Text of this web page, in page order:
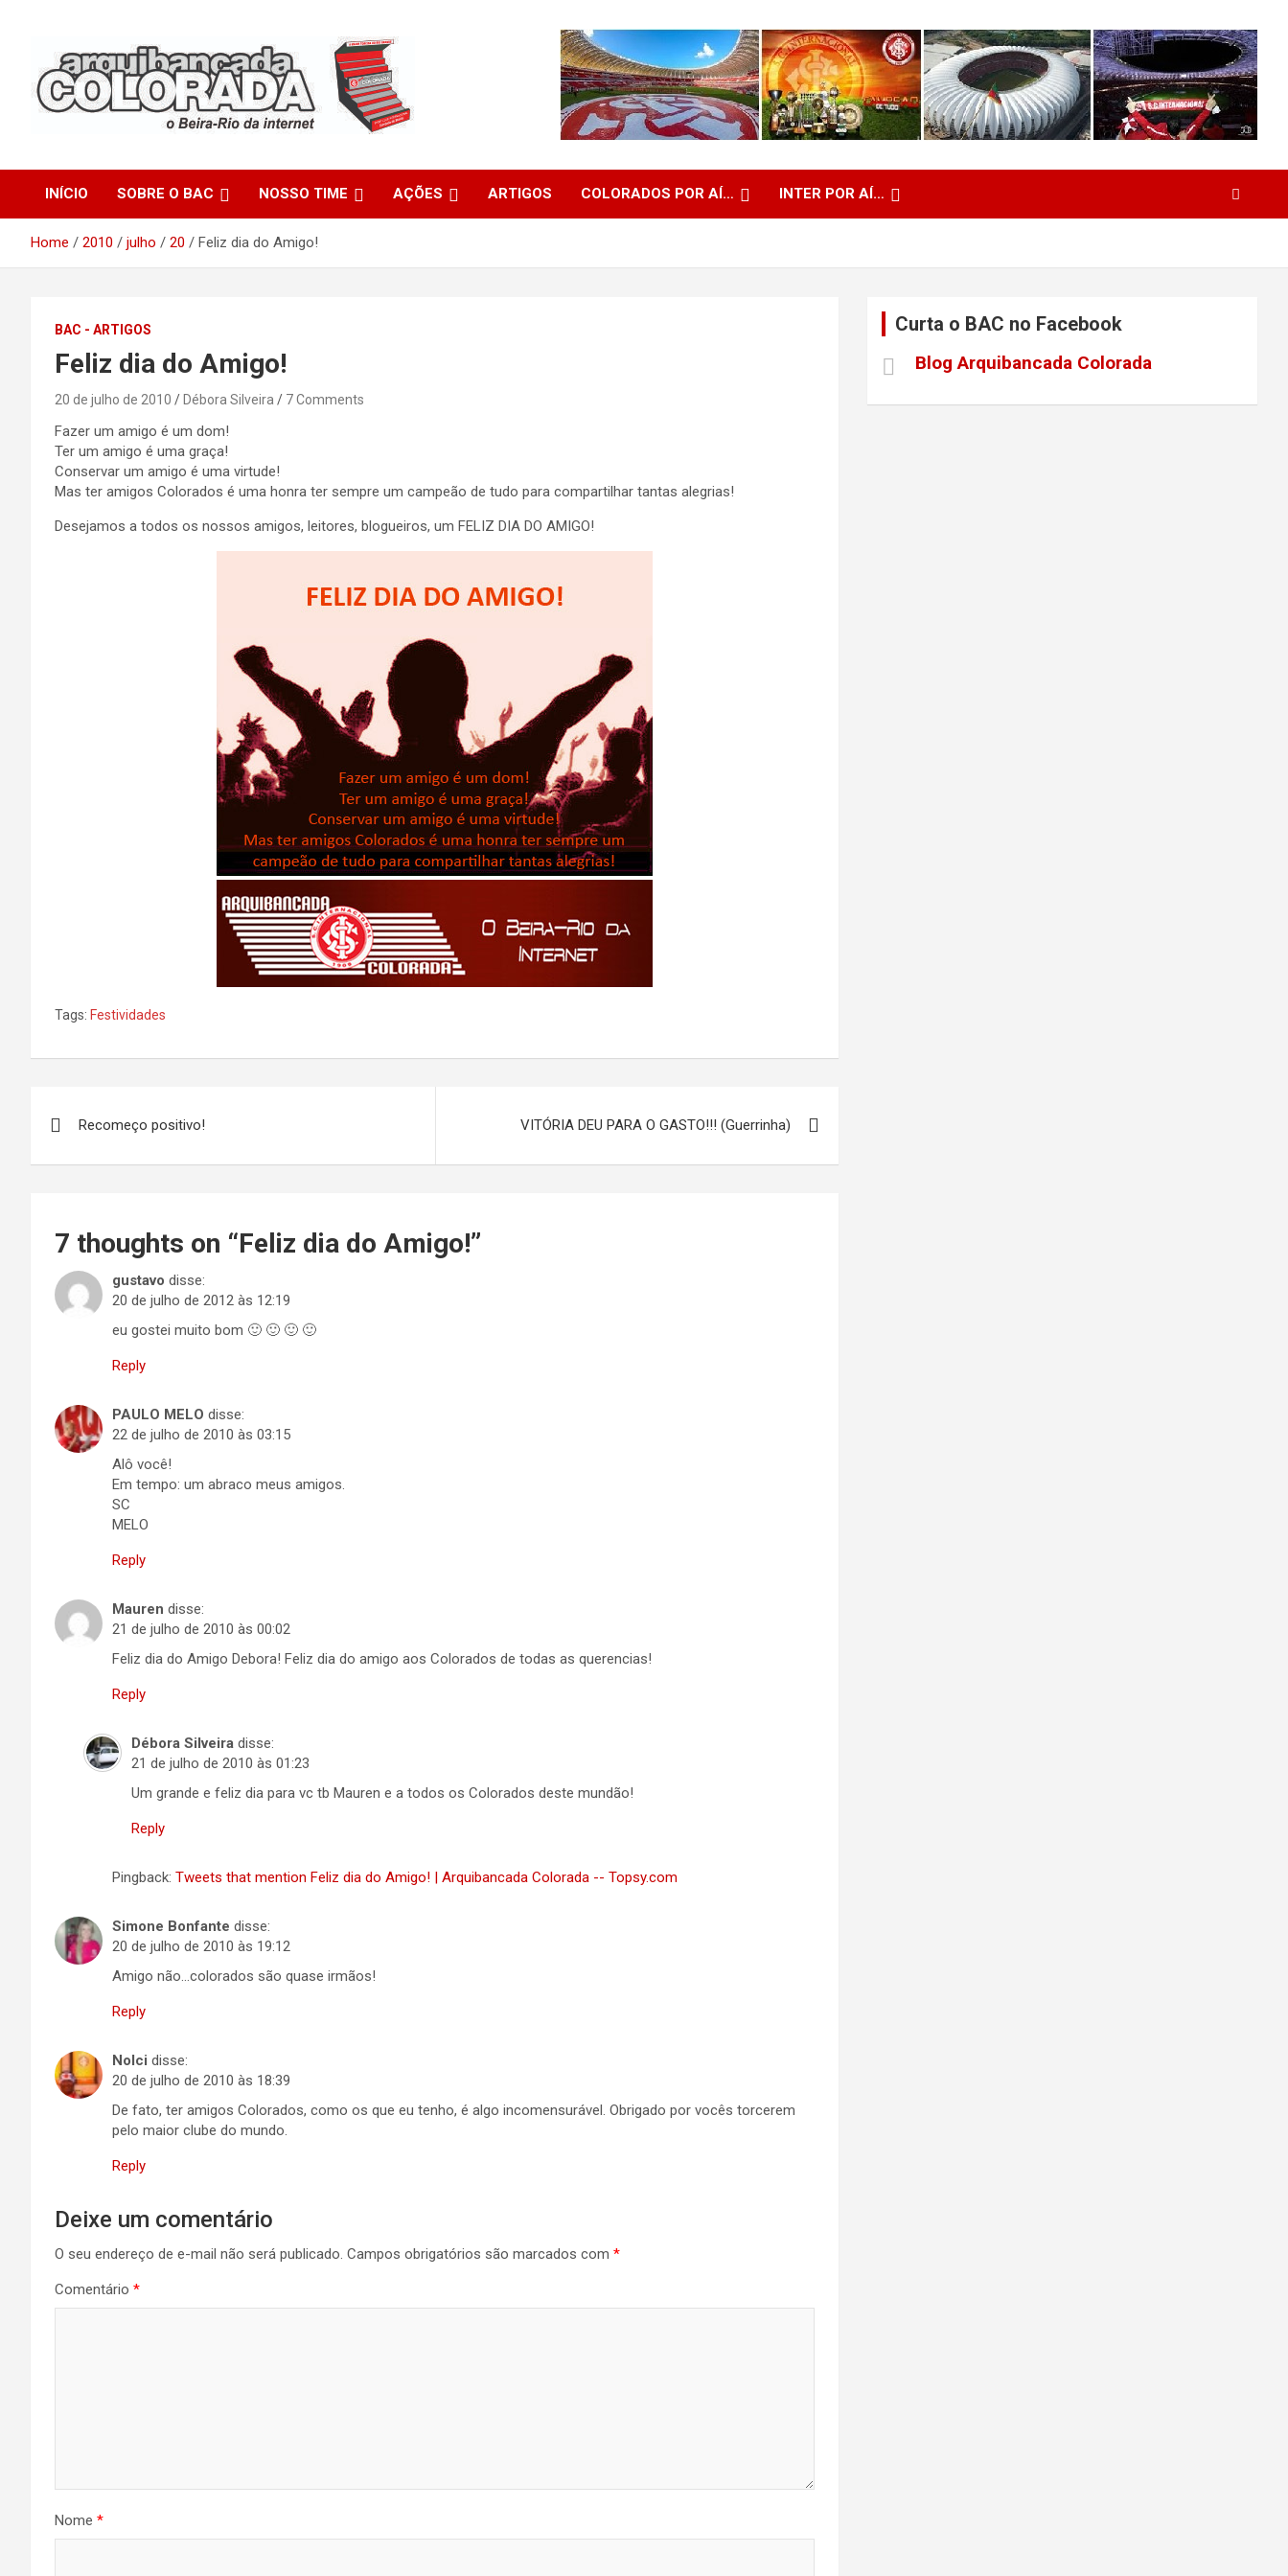
Arquibancada Colorada
INÍCIO SOBRE O BAC NOSSO TIME AÇÕES ARTIGOS COLORADOS POR AÍ… INTER POR AÍ…
Home 2010 julho 20 Feliz dia do Amigo!
BAC - ARTIGOS
Feliz dia do Amigo!
20 de julho de 2010 Débora Silveira 7 Comments
Fazer um amigo é um dom!
Ter um amigo é uma graça!
Conservar um amigo é uma virtude!
Mas ter amigos Colorados é uma honra ter sempre um campeão de tudo para compartilhar tantas alegrias!
Desejamos a todos os nossos amigos, leitores, blogueiros, um FELIZ DIA DO AMIGO!
Tags: Festividades
de
Recomeço positivo! VITÓRIA DEU PARA O GASTO!!! (Guerrinha)
7 thoughts on “Feliz dia do Amigo!”
gustavo disse:
20 de julho de 2012 às 12:19
eu gostei muito bom 🙂 🙂 🙂 🙂
Reply
PAULO MELO disse:
22 de julho de 2010 às 03:15
Alô você!
Em tempo: um abraco meus amigos.
SC
MELO
Reply
Mauren disse:
21 de julho de 2010 às 00:02
Feliz dia do Amigo Debora! Feliz dia do amigo aos Colorados de todas as querencias!
Reply
Débora Silveira disse:
21 de julho de 2010 às 01:23
Um grande e feliz dia para vc tb Mauren e a todos os Colorados deste mundão!
Reply
Pingback: Tweets that mention Feliz dia do Amigo! | Arquibancada Colorada -- Topsy.com
Simone Bonfante disse:
20 de julho de 2010 às 19:12
Amigo não…colorados são quase irmãos!
Reply
Nolci disse:
20 de julho de 2010 às 18:39
De fato, ter amigos Colorados, como os que eu tenho, é algo incomensurável. Obrigado por vocês torcerem
pelo maior clube do mundo.
Reply
Deixe um comentário
O seu endereço de e-mail não será publicado. Campos obrigatórios são marcados com *
Comentário *
Nome *
Curta o BAC no Facebook
Blog Arquibancada Colorada